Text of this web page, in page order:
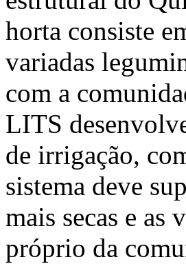
horta consiste
variadas
com a
LITS
de irrigação,
sistema deve
mais secas e as
próprio da